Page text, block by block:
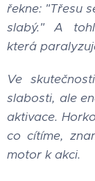
řekne: "Třesu
slabý." A
která
Ve
slabosti, ale
aktivace.
co cítíme,
motor k akci.